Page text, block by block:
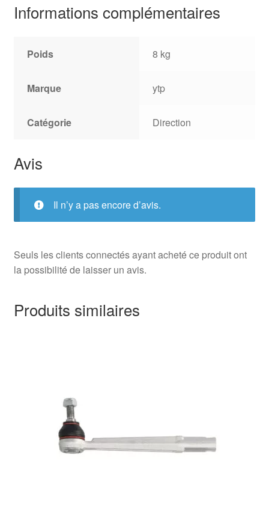
Informations complémentaires
Poids 8 kg
Marque ytp
Catégorie Direction
Avis
Il n’y a pas encore d’avis.
Seuls les clients connectés ayant acheté ce produit ont
la possibilité de laisser un avis.
Produits similaires